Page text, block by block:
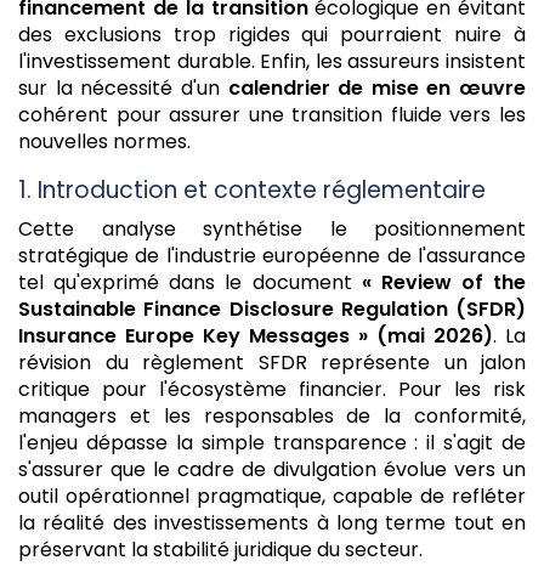
financement de la transitionécologique en évitant
des exclusions trop rigides qui pourraient nuire à
l'investissement durable. Enfin, les assureurs insistent
sur la nécessité d'un calendrier de mise en œuvre
cohérent pour assurer une transition fluide vers les
nouvelles normes.
1. Introduction et contexte réglementaire
Cette analyse synthétise le positionnement
stratégique de l'industrie européenne de l'assurance
tel qu'exprimé dans le document « Review of the
Sustainable Finance Disclosure Regulation (SFDR)
Insurance Europe Key Messages » (mai 2026). La
révision du règlement SFDR représente un jalon
critique pour l'écosystème financier. Pour les risk
managers et les responsables de la conformité,
l'enjeu dépasse la simple transparence : il s'agit de
s'assurer que le cadre de divulgation évolue vers un
outil opérationnel pragmatique, capable de refléter
la réalité des investissements à long terme tout en
préservant la stabilité juridique du secteur.